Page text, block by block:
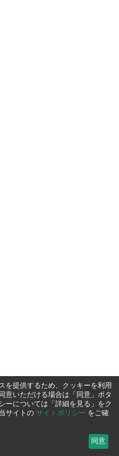
を提供するため、クッキーを利用
意いただける場合は「同意」ボタ
ーについては「詳細を見る」をク
サイトの サイトポリシー をご確
同意